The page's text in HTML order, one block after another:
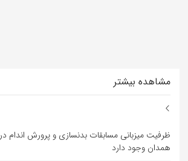
مشاهده بیشتر
ظرفیت میزبانی مسابقات بدنسازی و پرورش اندام در
همدان وجود دارد